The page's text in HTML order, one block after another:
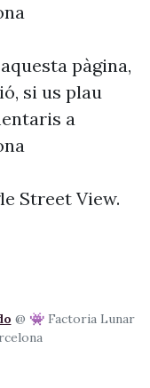
pàgina,
si us plau
a
Street View.
@ 👾 Factoria Lunar